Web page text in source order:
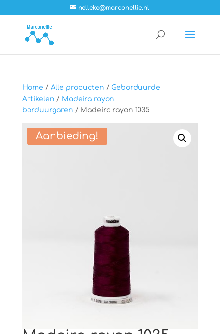
nelleke@marconellie.nl
Home / Alle producten / Geborduurde
Artikelen / Madeira rayon
borduurgaren / Madeira rayon 1035
Aanbieding!